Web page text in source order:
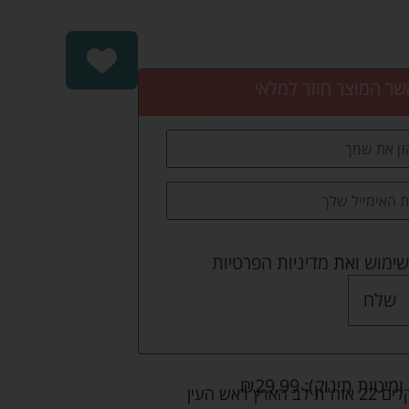
המוצר חוזר למלאי
ואת מדיניות הפרטיות
שלח
תינוק): ₪29.99 העין